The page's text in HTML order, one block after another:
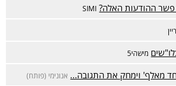
ההודעות האלה? SIMI
מישהי5
מאלף' וימחק את התגובה... אנונימי (פותח)